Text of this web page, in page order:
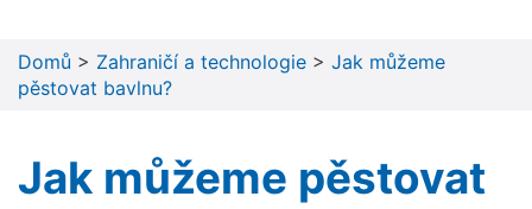
Domů > Zahraničí a technologie > Jak můžeme
pěstovat bavlnu?
Jak můžeme pěstovat